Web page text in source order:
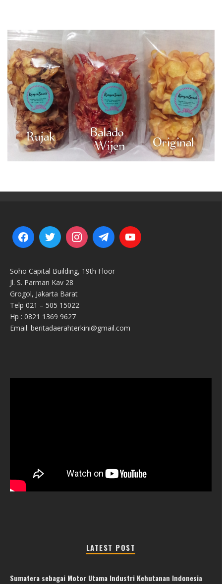
Soho Capital Building, 19th Floor
Jl. S. Parman Kav 28
Grogol, Jakarta Barat
Telp 021 – 505 15022
Hp : 0821 1369 9627
Email: beritadaerahterkini@gmail.com
LATEST POST
Sumatera sebagai Motor Utama Industri Kehutanan Indonesia